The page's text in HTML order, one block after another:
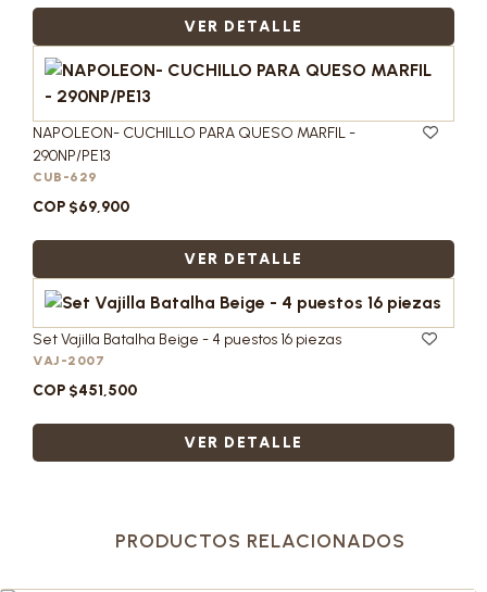
VER DETALLE
NAPOLEON- CUCHILLO PARA QUESO MARFIL -
290NP/PE13
CUB-629
COP $69,900
VER DETALLE
Set Vajilla Batalha Beige - 4 puestos 16 piezas
VAJ-2007
COP $451,500
VER DETALLE
PRODUCTOS RELACIONADOS